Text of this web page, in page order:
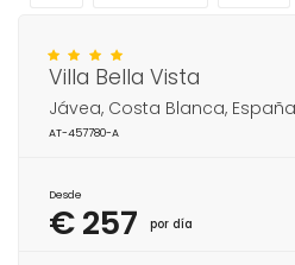
Villa Bella Vista
Jávea, Costa Blanca, España
AT-457780-A
Desde
€ 257 por día